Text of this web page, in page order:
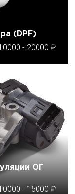
(DPF)
- 20000
ОГ
- 15000